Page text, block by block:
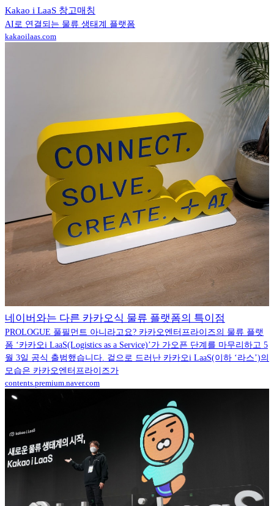
Kakao i LaaS 창고매칭
AI로 연결되는 물류 생태계 플랫폼
kakaoilaas.com
네이버와는 다른 카카오식 물류 플랫폼의 특이점
PROLOGUE 풀필먼트 아니라고요? 카카오엔터프라이즈의 물류 플랫
폼 ‘카카오i LaaS(Logistics as a Service)’가 가오픈 단계를 마무리하고 5
월 3일 공식 출범했습니다. 겉으로 드러난 카카오i LaaS(이하 ‘라스’)의
모습은 카카오엔터프라이즈가
contents.premium.naver.com